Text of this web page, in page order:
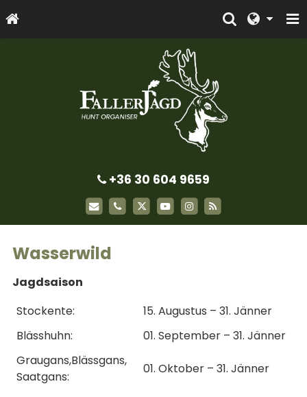
+36 30 604 9659
Wasserwild
Jagdsaison
Stockente:
15. Augustus – 31. Jänner
Blässhuhn:
01. September – 31. Jänner
Graugans,Blässgans,
Saatgans:
01. Oktober – 31. Jänner